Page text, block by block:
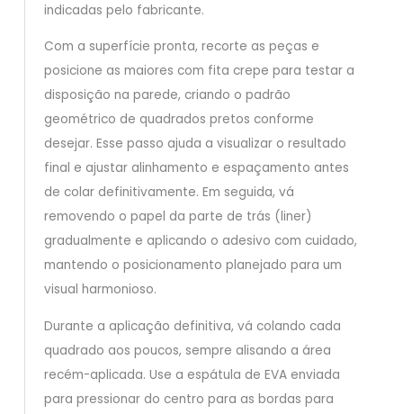
indicadas pelo fabricante.
Com a superfície pronta, recorte as peças e
posicione as maiores com fita crepe para testar a
disposição na parede, criando o padrão
geométrico de quadrados pretos conforme
desejar. Esse passo ajuda a visualizar o resultado
final e ajustar alinhamento e espaçamento antes
de colar definitivamente. Em seguida, vá
removendo o papel da parte de trás (liner)
gradualmente e aplicando o adesivo com cuidado,
mantendo o posicionamento planejado para um
visual harmonioso.
Durante a aplicação definitiva, vá colando cada
quadrado aos poucos, sempre alisando a área
recém-aplicada. Use a espátula de EVA enviada
para pressionar do centro para as bordas para